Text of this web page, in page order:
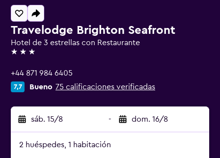
Travelodge Brighton Seafront
Hotel de 3 estrellas con Restaurante
3 estrellas
+44 871 984 6405
7,7 Bueno 75 calificaciones verificadas
sáb. 15/8 - dom. 16/8
2 huéspedes, 1 habitación